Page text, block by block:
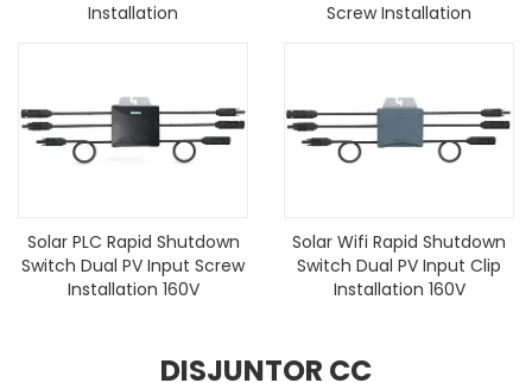
Installation
Screw Installation
Solar PLC Rapid Shutdown
Switch Dual PV Input Screw
Installation 160V
Solar Wifi Rapid Shutdown
Switch Dual PV Input Clip
Installation 160V
DISJUNTOR CC